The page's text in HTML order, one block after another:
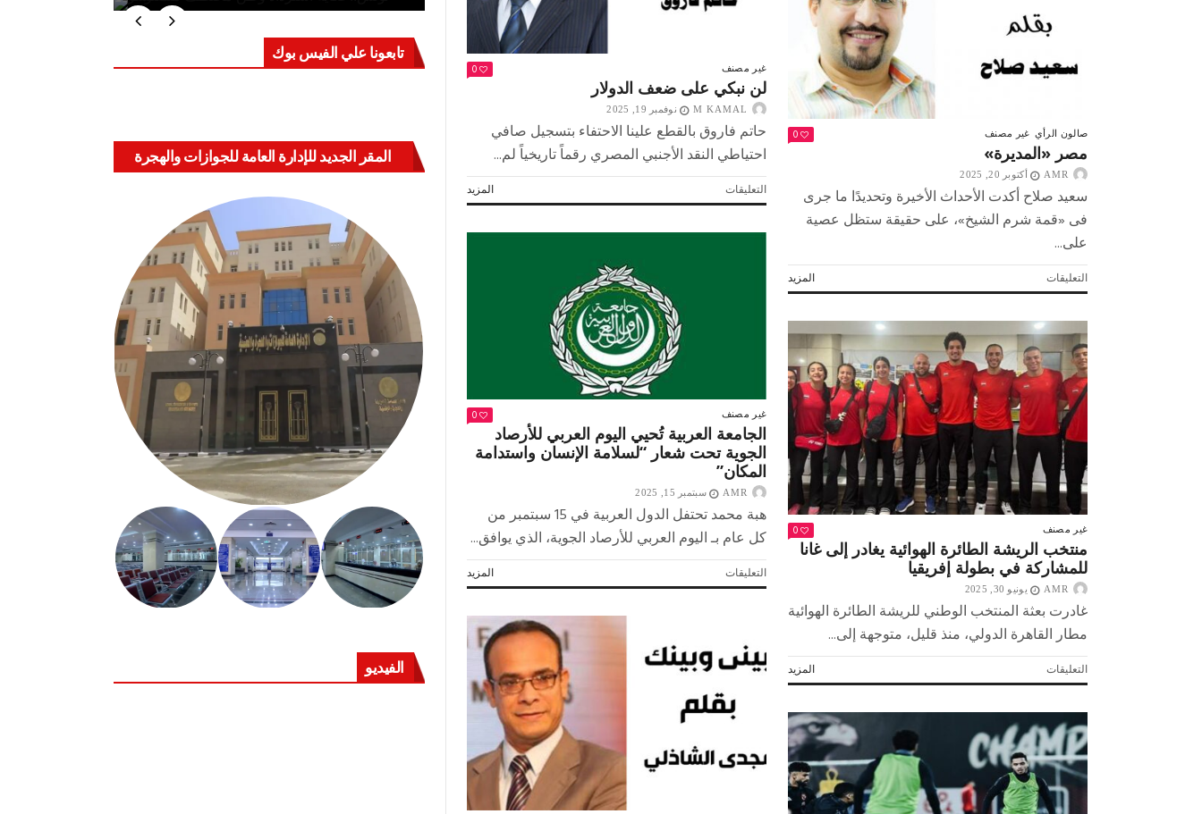
الأحمد
مقاليد
مغلقة
غير مصنف 0
لن نبكي على ضعف الدولار
M KAMAL نوفمبر 19, 2025
حاتم فاروق بالقطع علينا الاحتفاء بتسجيل صافي
احتياطي النقد الأجنبي المصري رقماً تاريخياً لم...
المزيد التعليقاتعلى
لن
صالون الرأي غير مصنف 0
مصر «المديرة»
AMR أكتوبر 20, 2025
سعيد صلاح أكدت الأحداث الأخيرة وتحديدًا ما جرى
فى «قمة شرم الشيخ»، على حقيقة ستظل عصية
على...
المزيد التعليقاتعلى
مصر
مغلقة
غير مصنف 0
الجامعة العربية تُحيي اليوم العربي للأرصاد
الجوية تحت شعار “لسلامة الإنسان واستدامة
المكان”
AMR سبتمبر 15, 2025
هبة محمد تحتفل الدول العربية في 15 سبتمبر من
كل عام بـ اليوم العربي للأرصاد الجوية، الذي يوافق...
المزيد التعليقاتعلى
الجامعة
العربي
للأرصاد
الجوية
تحت
الإنسان
غير مصنف 0
منتخب الريشة الطائرة الهوائية يغادر إلى غانا
للمشاركة في بطولة إفريقيا
AMR يونيو 30, 2025
غادرت بعثة المنتخب الوطني للريشة الطائرة الهوائية
مطار القاهرة الدولي، منذ قليل، متوجهة إلى...
المزيد التعليقاتعلى
منتخب
الهوائية
يغادر
إلى
غانا
للمشاركة
تابعونا علي الفيس بوك
المقر الجديد للإدارة العامة للجوازات والهجرة
الفيديو